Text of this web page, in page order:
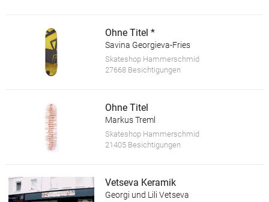
Ohne Titel *
Savina Georgieva-Fries
Skateshop Hammerschmid
27668 Besichtigungen
Ohne Titel
Markus Treml
Skateshop Hammerschmid
21405 Besichtigungen
Vetseva Keramik
Georgi und Lili Vetseva